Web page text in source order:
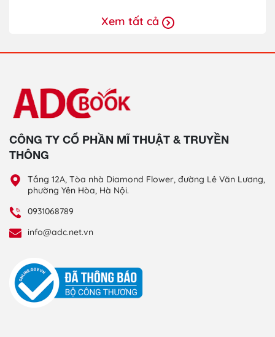
Xem tất cả
CÔNG TY CỔ PHẦN MĨ THUẬT & TRUYỀN
THÔNG
Tầng 12A, Tòa nhà Diamond Flower, đường Lê Văn Lương,
phường Yên Hòa, Hà Nội.
0931068789
info@adc.net.vn